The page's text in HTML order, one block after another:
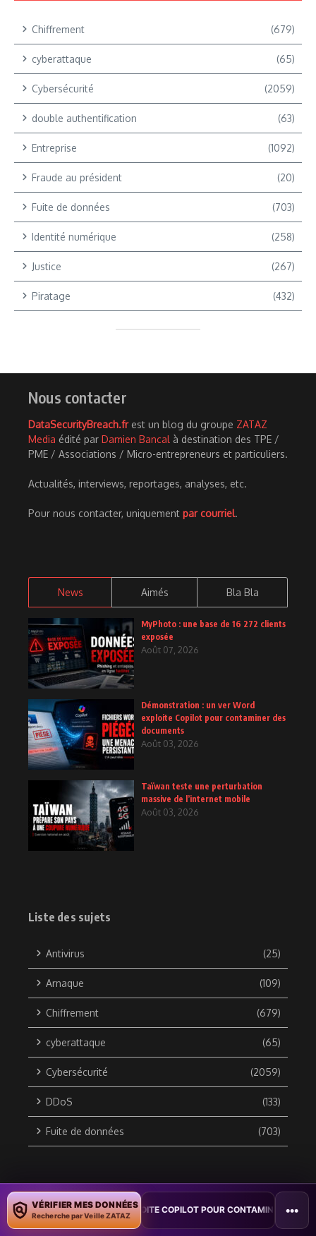
Chiffrement (679)
cyberattaque (65)
Cybersécurité (2059)
double authentification (63)
Entreprise (1092)
Fraude au président (20)
Fuite de données (703)
Identité numérique (258)
Justice (267)
Piratage (432)
Nous contacter
DataSecurityBreach.frest un blog du groupe ZATAZ
Media édité par Damien Bancal à destination des TPE /
PME / Associations / Micro-entrepreneurs et particuliers.
Actualités, interviews, reportages, analyses, etc.
Pour nous contacter, uniquement par courriel.
News Aimés Bla Bla
MyPhoto : une base de 16 272 clients
exposée
Août 07, 2026
Démonstration : un ver Word
exploite Copilot pour contaminer des
documents
Août 03, 2026
Taïwan teste une perturbation
massive de l’internet mobile
Août 03, 2026
Liste des sujets
Antivirus (25)
Arnaque (109)
Chiffrement (679)
cyberattaque (65)
Cybersécurité (2059)
DDoS (133)
Fuite de données (703)
Copyright © 2010 / 2026 DATA SECURITY BREACH - Groupe
ZATAZ Média
VÉRIFIER MES DONNÉES
Recherche par Veille ZATAZ
UN VER WORD EXPLOITE COPILOT POUR CONTAMINER DES DOCUMENTS
•••